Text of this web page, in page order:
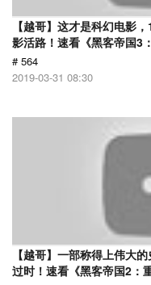
【越哥】这才是科幻电影
影活路！速看《黑客帝国3
# 564
2019-03-31 08:30
【越哥】一部称得上伟大
过时！速看《黑客帝国2：